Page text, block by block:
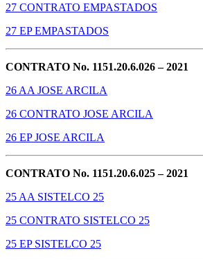
27 CONTRATO EMPASTADOS
27 EP EMPASTADOS
CONTRATO No. 1151.20.6.026 – 2021
26 AA JOSE ARCILA
26 CONTRATO JOSE ARCILA
26 EP JOSE ARCILA
CONTRATO No. 1151.20.6.025 – 2021
25 AA SISTELCO 25
25 CONTRATO SISTELCO 25
25 EP SISTELCO 25